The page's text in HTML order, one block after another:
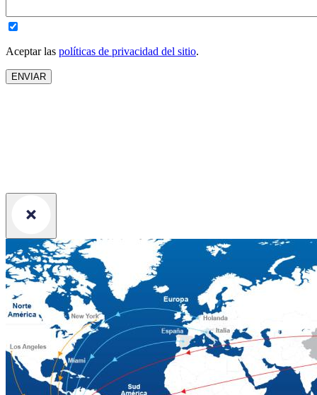
Aceptar las políticas de privacidad del sitio.
ENVIAR